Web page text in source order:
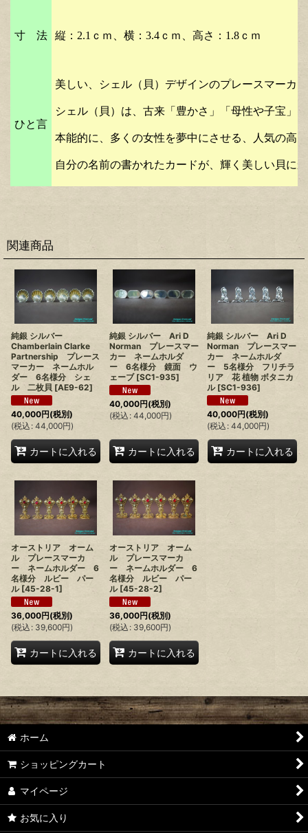
寸 法 縦：2.1ｃｍ、横：3.4 ｃｍ、高さ：1.8ｃｍ
ひと言
美しい、シェル（貝）デザインのプレースマーカ
シェル（貝）は、古来「豊かさ」「母性や子宝」
本能的に、多くの女性を夢中にさせる、人気の高
自分の名前の書かれたカードが、輝く美しい貝に
関連商品
純銀 シルバー
Chamberlain Clarke
Partnership プレース
マーカー ネームホル
ダー 6名様分 シェ
ル 二枚貝 [AE9-62]
40,000円(税別)
(税込 : 44,000円)
カートに入れる
純銀 シルバー Ari D
Norman プレースマー
カー ネームホルダ
ー 6名様分 鏡面 ウ
ェーブ [SC1-935]
40,000円(税別)
(税込 : 44,000円)
カートに入れる
純銀 シルバー Ari D
Norman プレースマー
カー ネームホルダ
ー 5名様分 フリチラ
リア 花 植物 ボタニカ
ル [SC1-936]
40,000円(税別)
(税込 : 44,000円)
カートに入れる
オーストリア オーム
ル プレースマーカ
ー ネームホルダー 6
名様分 ルビー パー
ル [45-28-1]
36,000円(税別)
(税込 : 39,600円)
カートに入れる
オーストリア オーム
ル プレースマーカ
ー ネームホルダー 6
名様分 ルビー パー
ル [45-28-2]
36,000円(税別)
(税込 : 39,600円)
カートに入れる
ホーム
ショッピングカート
マイページ
お気に入り